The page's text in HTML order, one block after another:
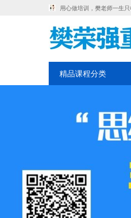
用心做培训，樊老师一生
精品课程分类